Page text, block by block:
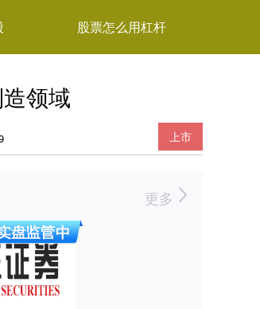
股票怎么用杠杆
领域
上市
更多